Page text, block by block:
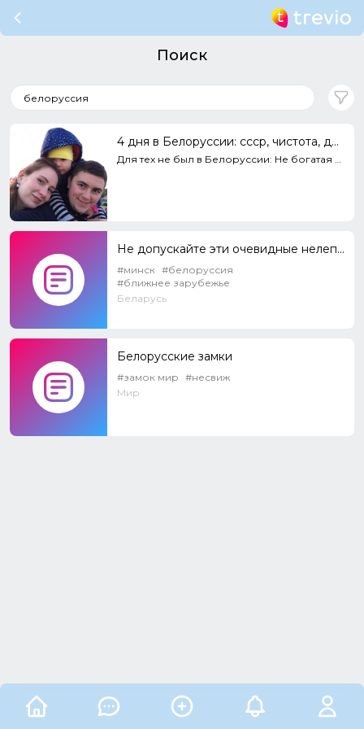
Поиск
4 дня в Белоруссии: ссср, чистота, деревни и дороги...
Для тех не был в Белоруссии: Не богатая страна, но сохранила что было в ссср, поддерживает чистоту,...
Не допускайте эти очевидные нелепые ошибки!
#минск #белоруссия
#ближнее зарубежье
Беларусь
Белорусские замки
#замок мир #несвиж
Мир